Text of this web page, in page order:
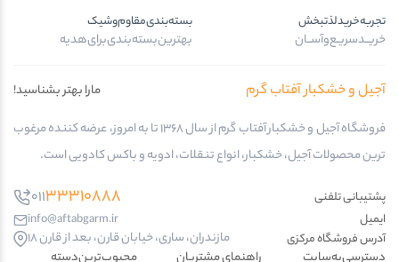
تجربه‌خرید‌لذتبخش
خریــد‌سریـع‌و‌آســان
بسته‌بندی‌مقاوم‌وشیک
بهترین‌بسته‌بندی‌برای‌هدیه
آجیل و خشکبار آفتاب گرم
مارا بهتر بشناسید!
فروشگاه آجیل و خشکبار آفتاب گرم از سال 1368 تا به امروز، عرضه کننده مرغوب
ترین محصولات آجیل، خشکبار، انواع تنقلات، ادویه و باکس کادویی است.
پشتیبانی تلفنی 01133310888
ایمیل
info@aftabgarm.ir
آدرس‌ فروشگاه مرکزی
مازندران، ساری، خیابان قارن، بعد از قارن 18